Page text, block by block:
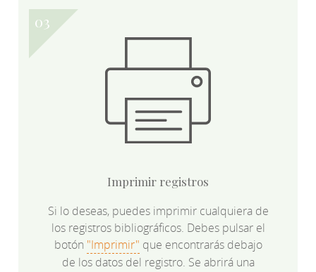
Imprimir registros
Si lo deseas, puedes imprimir cualquiera de
los registros bibliográficos. Debes pulsar el
botón "Imprimir" que encontrarás debajo
de los datos del registro. Se abrirá una